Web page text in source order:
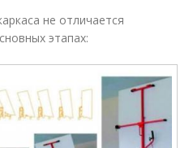
не отличается
этапах: